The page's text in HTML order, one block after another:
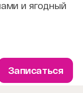
и ягодный
Записаться